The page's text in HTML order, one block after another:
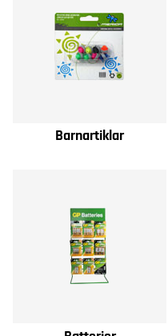
Barnartiklar